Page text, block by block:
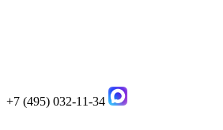
+7 (495) 032-11-34